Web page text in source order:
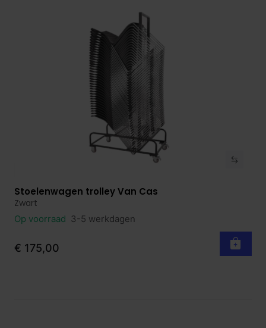
Bekijk product
Stoelenwagen trolley Van Cas
Zwart
Op voorraad 3-5 werkdagen
€ 175,00